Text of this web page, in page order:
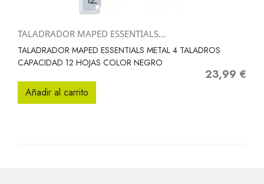
TALADRADOR MAPED ESSENTIALS...
TALADRADOR MAPED ESSENTIALS METAL 4 TALADROS
CAPACIDAD 12 HOJAS COLOR NEGRO
Precio
23,99 €
Añadir al carrito